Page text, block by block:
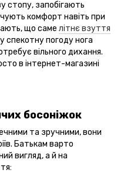
стопу, запобігають
комфорт навіть при
що саме літнє взуття
спекотну погоду нога
вільного дихання.
в інтернет-магазині
босоніжок
та зручними, вони
Батькам варто
вигляд, а й на